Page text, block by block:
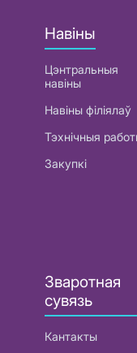
Навіны
Цэнтральныя
навіны
Навіны філіялаў
Тэхнічныя
Закупкі
Зваротная
сувязь
Кантакты